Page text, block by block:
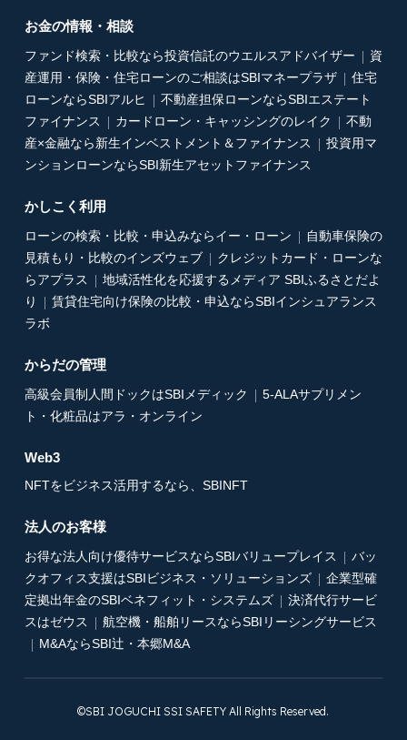
お金の情報・相談
ファンド検索・比較なら投資信託のウエルスアドバイザー
資
産運用・保険・住宅ローンのご相談はSBIマネープラザ
住宅
ローンならSBIアルヒ
不動産担保ローンならSBIエステート
ファイナンス
カードローン・キャッシングのレイク
不動
産×金融なら新生インベストメント＆ファイナンス
投資用マ
ンションローンならSBI新生アセットファイナンス
かしこく利用
ローンの検索・比較・申込みならイー・ローン
自動車保険の
見積もり・比較のインズウェブ
クレジットカード・ローンな
らアプラス
地域活性化を応援するメディア SBIふるさとだよ
り
賃貸住宅向け保険の比較・申込ならSBIインシュアランス
ラボ
からだの管理
高級会員制人間ドックはSBIメディック
5-ALAサプリメン
ト・化粧品はアラ・オンライン
Web3
NFTをビジネス活用するなら、SBINFT
法人のお客様
お得な法人向け優待サービスならSBIバリュープレイス
バッ
クオフィス支援はSBIビジネス・ソリューションズ
企業型確
定拠出年金のSBIベネフィット・システムズ
決済代行サービ
スはゼウス
航空機・船舶リースならSBIリーシングサービス
M&AならSBI辻・本郷M&A
©SBI JOGUCHI SSI SAFETY All Rights Reserved.